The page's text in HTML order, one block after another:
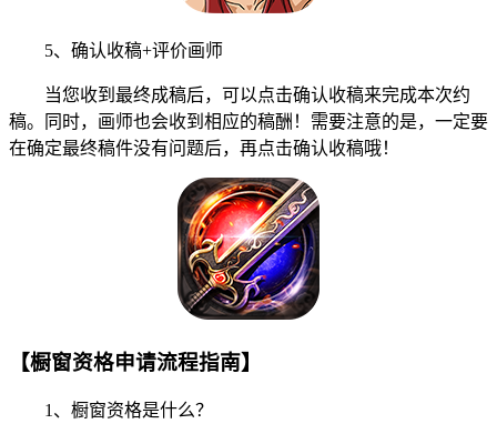
5、确认收稿+评价画师
当您收到最终成稿后，可以点击确认收稿来完成本次约
稿。同时，画师也会收到相应的稿酬！需要注意的是，一定要
在确定最终稿件没有问题后，再点击确认收稿哦！
【橱窗资格申请流程指南】
1、橱窗资格是什么？